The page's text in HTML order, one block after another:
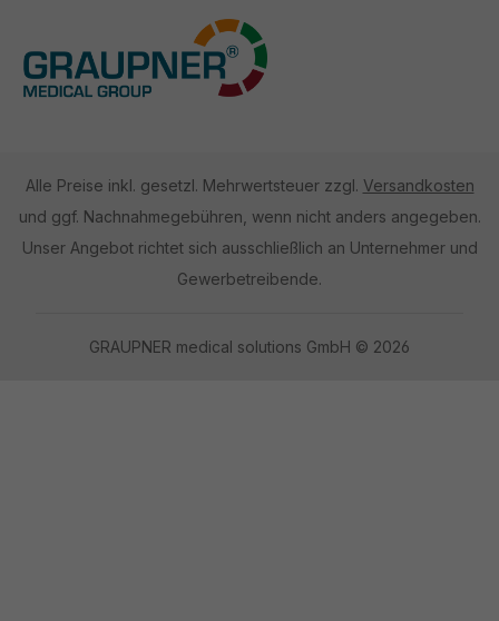
Alle Preise inkl. gesetzl. Mehrwertsteuer zzgl. Versandkosten
und ggf. Nachnahmegebühren, wenn nicht anders angegeben.
Unser Angebot richtet sich ausschließlich an Unternehmer und
Gewerbetreibende.
GRAUPNER medical solutions GmbH © 2026